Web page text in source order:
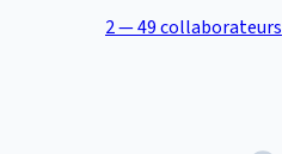
2 — 49 collaborateurs